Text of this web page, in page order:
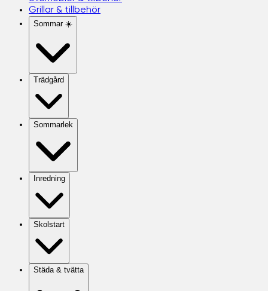
Grillar & tillbehör
Sommar ☀️
Trädgård
Sommarlek
Inredning
Skolstart
Städa & tvätta